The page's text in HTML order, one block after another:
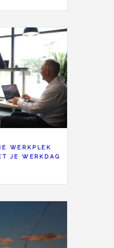
WERKPLEK
JE WERKDAG